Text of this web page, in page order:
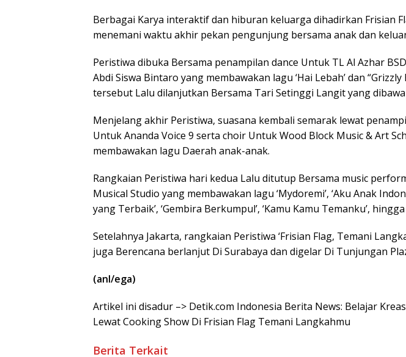
Berbagai Karya interaktif dan hiburan keluarga dihadirkan Frisian
menemani waktu akhir pekan pengunjung bersama anak dan
Peristiwa dibuka Bersama penampilan dance Untuk TL Al Azhar
Abdi Siswa Bintaro yang membawakan lagu ‘Hai Lebah’ dan “Grizzly
tersebut Lalu dilanjutkan Bersama Tari Setinggi Langit yang
Menjelang akhir Peristiwa, suasana kembali semarak lewat
Untuk Ananda Voice 9 serta choir Untuk Wood Block Music & Art
membawakan lagu Daerah anak-anak.
Rangkaian Peristiwa hari kedua Lalu ditutup Bersama music
Musical Studio yang membawakan lagu ‘Mydoremi’, ‘Aku Anak
yang Terbaik’, ‘Gembira Berkumpul’, ‘Kamu Kamu Temanku’,
Setelahnya Jakarta, rangkaian Peristiwa ‘Frisian Flag, Temani
juga Berencana berlanjut Di Surabaya dan digelar Di Tunjungan
(anl/ega)
Artikel ini disadur –> Detik.com Indonesia Berita News: Belajar
Lewat Cooking Show Di Frisian Flag Temani Langkahmu
Berita Terkait